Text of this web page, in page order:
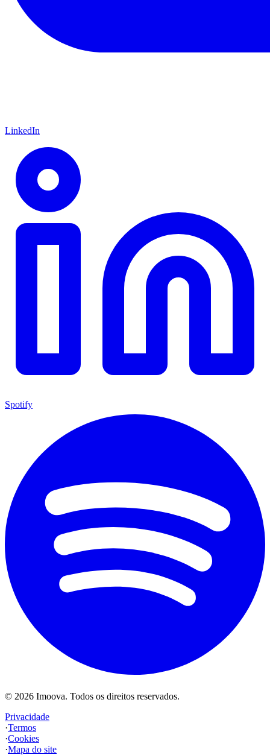
LinkedIn
Spotify
© 2026 Imoova. Todos os direitos reservados.
Privacidade
·Termos
·Cookies
·Mapa do site